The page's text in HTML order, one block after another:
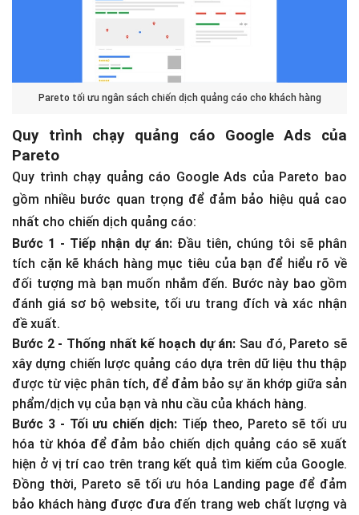
Pareto tối ưu ngân sách chiến dịch quảng cáo cho khách hàng
Quy trình chạy quảng cáo Google Ads của
Pareto
Quy trình chạy quảng cáo Google Ads của Pareto bao
gồm nhiều bước quan trọng để đảm bảo hiệu quả cao
nhất cho chiến dịch quảng cáo:
Bước 1 - Tiếp nhận dự án: Đầu tiên, chúng tôi sẽ phân
tích cặn kẽ khách hàng mục tiêu của bạn để hiểu rõ về
đối tượng mà bạn muốn nhắm đến. Bước này bao gồm
đánh giá sơ bộ website, tối ưu trang đích và xác nhận
đề xuất.
Bước 2 - Thống nhất kế hoạch dự án: Sau đó, Pareto sẽ
xây dựng chiến lược quảng cáo dựa trên dữ liệu thu thập
được từ việc phân tích, để đảm bảo sự ăn khớp giữa sản
phẩm/dịch vụ của bạn và nhu cầu của khách hàng.
Bước 3 - Tối ưu chiến dịch: Tiếp theo, Pareto sẽ tối ưu
hóa từ khóa để đảm bảo chiến dịch quảng cáo sẽ xuất
hiện ở vị trí cao trên trang kết quả tìm kiếm của Google.
Đồng thời, Pareto sẽ tối ưu hóa Landing page để đảm
bảo khách hàng được đưa đến trang web chất lượng và